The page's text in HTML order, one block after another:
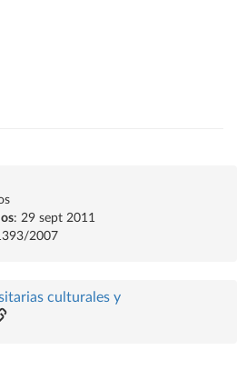
: 29 sept 2011
2007
culturales y